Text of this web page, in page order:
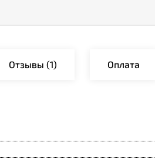
Отзывы (1) Оплата